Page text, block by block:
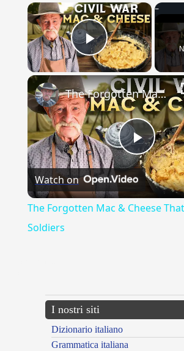
×
Play Video
Play
Video
The Forgotten Mac & Cheese That Fed Civil War Soldiers
Watch on
The Forgotten Mac & Cheese
Soldiers
I nostri siti
Dizionario italiano
Grammatica italiana